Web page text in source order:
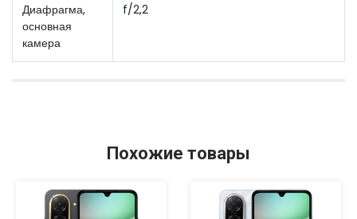
Диафрагма,
основная
камера
f/2,2
Похожие товары